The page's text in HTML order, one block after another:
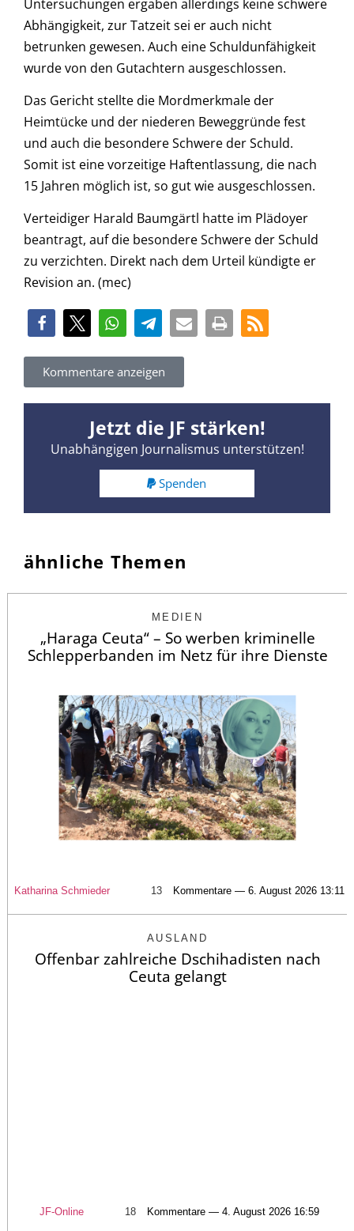
Untersuchungen ergaben allerdings keine schwere
Abhängigkeit, zur Tatzeit sei er auch nicht
betrunken gewesen. Auch eine Schuldunfähigkeit
wurde von den Gutachtern ausgeschlossen.
Das Gericht stellte die Mordmerkmale der
Heimtücke und der niederen Beweggründe fest
und auch die besondere Schwere der Schuld.
Somit ist eine vorzeitige Haftentlassung, die nach
15 Jahren möglich ist, so gut wie ausgeschlossen.
Verteidiger Harald Baumgärtl hatte im Plädoyer
beantragt, auf die besondere Schwere der Schuld
zu verzichten. Direkt nach dem Urteil kündigte er
Revision an. (mec)
Kommentare anzeigen
Jetzt die JF stärken!
Unabhängigen Journalismus unterstützen!
Spenden
ähnliche Themen
MEDIEN
„Haraga Ceuta“ – So werben kriminelle
Schlepperbanden im Netz für ihre Dienste
Katharina Schmieder 13 Kommentare — 6. August 2026 13:11
AUSLAND
Offenbar zahlreiche Dschihadisten nach
Ceuta gelangt
JF-Online 18 Kommentare — 4. August 2026 16:59